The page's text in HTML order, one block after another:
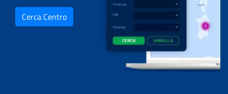
Cerca Centro